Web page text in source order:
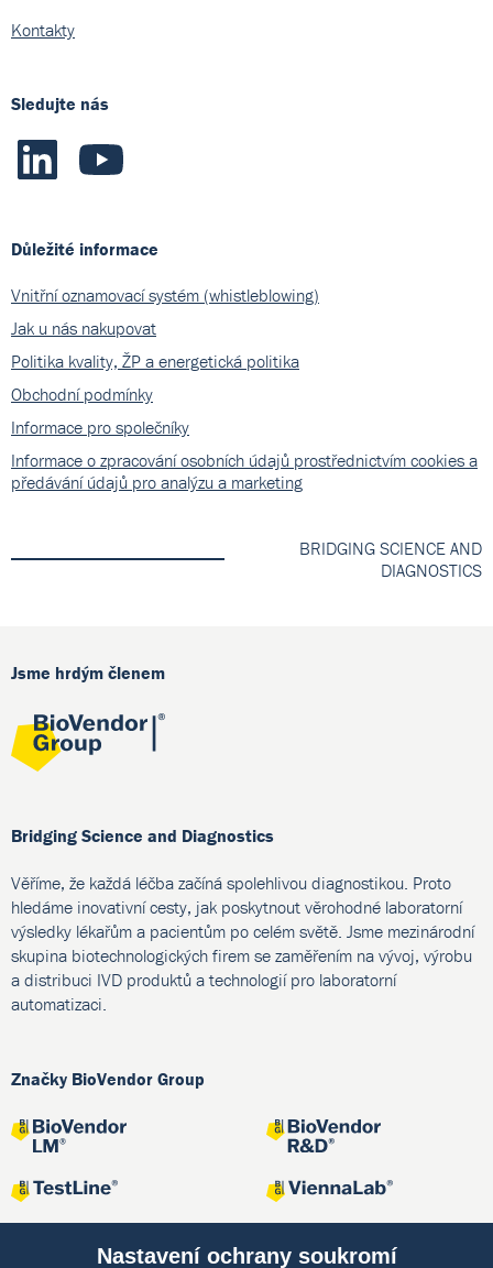
Kontakty
Sledujte nás
Důležité informace
Vnitřní oznamovací systém (whistleblowing)
Jak u nás nakupovat
Politika kvality, ŽP a energetická politika
Obchodní podmínky
Informace pro společníky
Informace o zpracování osobních údajů prostřednictvím cookies a
předávání údajů pro analýzu a marketing
BRIDGING SCIENCE AND
DIAGNOSTICS
Jsme hrdým členem
Bridging Science and Diagnostics
Věříme, že každá léčba začíná spolehlivou diagnostikou. Proto
hledáme inovativní cesty, jak poskytnout věrohodné laboratorní
výsledky lékařům a pacientům po celém světě. Jsme mezinárodní
skupina biotechnologických firem se zaměřením na vývoj, výrobu
a distribuci IVD produktů a technologií pro laboratorní
automatizaci.
Značky BioVendor Group
Nastavení ochrany soukromí